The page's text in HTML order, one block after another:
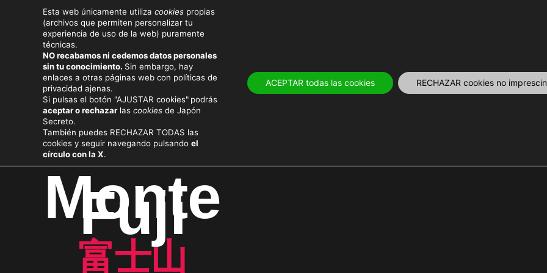
LUGARES
Monte
Fuji
富士山
Esta web únicamente utiliza cookies propias
(archivos que permiten personalizar tu
experiencia de uso de la web) puramente
técnicas.
NO recabamos ni cedemos datos personales
sin tu conocimiento. Sin embargo, hay
enlaces a otras páginas web con políticas de
privacidad ajenas.
Si pulsas el botón "AJUSTAR cookies" podrás
aceptar o rechazarlas cookies de Japón
Secreto.
También puedes RECHAZAR TODAS las
cookies y seguir navegando pulsando el
círculo con la X.
ACEPTAR todas las cookies RECHAZAR cookies no